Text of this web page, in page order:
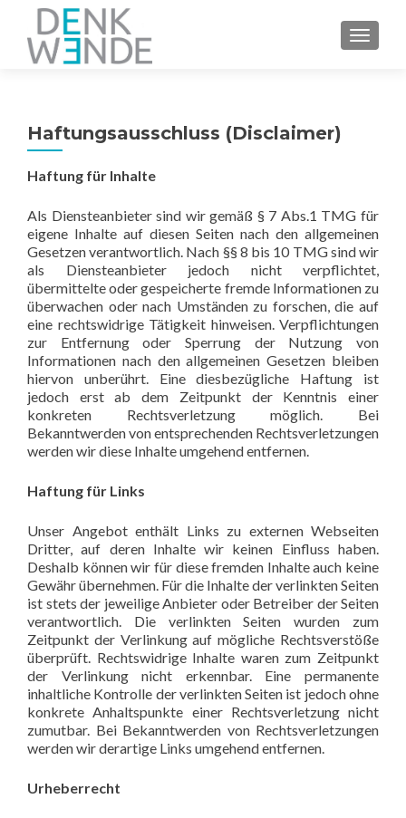
MENU
Haftungsausschluss (Disclaimer)
Haftung für Inhalte
Als Diensteanbieter sind wir gemäß § 7 Abs.1 TMG für
eigene Inhalte auf diesen Seiten nach den allgemeinen
Gesetzen verantwortlich. Nach §§ 8 bis 10 TMG sind wir
als Diensteanbieter jedoch nicht verpflichtet,
übermittelte oder gespeicherte fremde Informationen zu
überwachen oder nach Umständen zu forschen, die auf
eine rechtswidrige Tätigkeit hinweisen. Verpflichtungen
zur Entfernung oder Sperrung der Nutzung von
Informationen nach den allgemeinen Gesetzen bleiben
hiervon unberührt. Eine diesbezügliche Haftung ist
jedoch erst ab dem Zeitpunkt der Kenntnis einer
konkreten Rechtsverletzung möglich. Bei
Bekanntwerden von entsprechenden Rechtsverletzungen
werden wir diese Inhalte umgehend entfernen.
Haftung für Links
Unser Angebot enthält Links zu externen Webseiten
Dritter, auf deren Inhalte wir keinen Einfluss haben.
Deshalb können wir für diese fremden Inhalte auch keine
Gewähr übernehmen. Für die Inhalte der verlinkten Seiten
ist stets der jeweilige Anbieter oder Betreiber der Seiten
verantwortlich. Die verlinkten Seiten wurden zum
Zeitpunkt der Verlinkung auf mögliche Rechtsverstöße
überprüft. Rechtswidrige Inhalte waren zum Zeitpunkt
der Verlinkung nicht erkennbar. Eine permanente
inhaltliche Kontrolle der verlinkten Seiten ist jedoch ohne
konkrete Anhaltspunkte einer Rechtsverletzung nicht
zumutbar. Bei Bekanntwerden von Rechtsverletzungen
werden wir derartige Links umgehend entfernen.
Urheberrecht